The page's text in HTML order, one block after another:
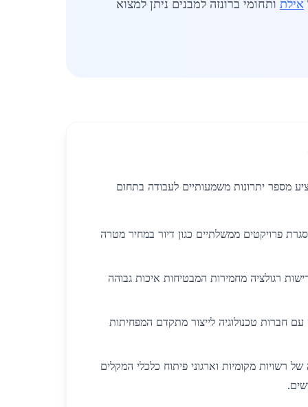
אילת ותחומי ברונזה למבנים ניתן למצוא
מספר יתרונות משמעותיים לעבודה בתחום
פרויקטים ממשלתיים כגון דיור במחיר מטרה
רגולציה מחמירות המבטיחות איכות גבוהה
עם חברות טכנולוגיה לייצור מתקדם המפחיתות
רשויות מקומיות וארגוני פיתוח כלכלי המקלים